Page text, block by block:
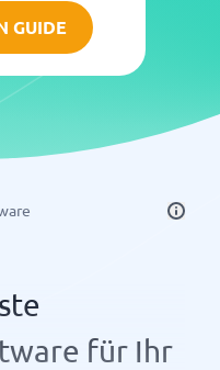
GUIDE
für Ihr